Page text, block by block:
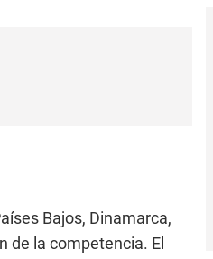
Bajos, Dinamarca,
de la competencia. El